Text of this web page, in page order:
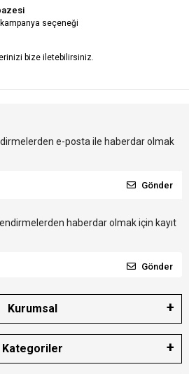
sistemi
seçeneği
e-posta ile haberdar olmak
haberdar olmak için kayıt
Kurumsal
Kategoriler